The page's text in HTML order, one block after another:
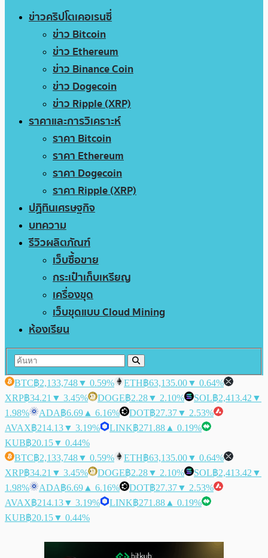
ข่าวคริปโตเคอเรนซี่
ข่าว Bitcoin
ข่าว Ethereum
ข่าว Binance Coin
ข่าว Dogecoin
ข่าว Ripple (XRP)
ราคาและการวิเคราะห์
ราคา Bitcoin
ราคา Ethereum
ราคา Dogecoin
ราคา Ripple (XRP)
ปฏิทินเศรษฐกิจ
บทความ
รีวิวผลิตภัณฑ์
เว็บซื้อขาย
กระเป๋าเก็บเหรียญ
เครื่องขุด
เว็บขุดแบบ Cloud Mining
ห้องเรียน
BTC฿2,133,748▼ 0.59% ETH฿63,135.00▼ 0.64%
XRP฿34.21 ▼ 3.45% DOGE฿2.28▼ 2.10% SOL฿2,413.42 ▼
1.98%
ADA฿6.69 ▲ 6.16% DOT฿27.37▼ 2.53%
AVAX฿214.13▼ 3.19% LINK฿271.88 ▲ 0.19%
KUB฿20.15▼ 0.44%
BTC฿2,133,748▼ 0.59% ETH฿63,135.00▼ 0.64%
XRP฿34.21 ▼ 3.45% DOGE฿2.28▼ 2.10% SOL฿2,413.42 ▼
1.98%
ADA฿6.69 ▲ 6.16% DOT฿27.37▼ 2.53%
AVAX฿214.13▼ 3.19% LINK฿271.88 ▲ 0.19%
KUB฿20.15▼ 0.44%